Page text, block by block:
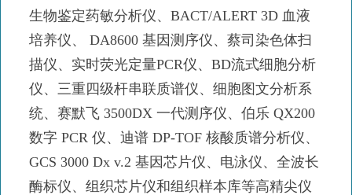
生物鉴定药敏分析仪、BACT/ALERT 3D 血液
培养仪、 DA8600 基因测序仪、蔡司染色体扫
描仪、实时荧光定量PCR仪、BD流式细胞分析
仪、三重四级杆串联质谱仪、细胞图文分析系
统、赛默飞 3500DX 一代测序仪、伯乐 QX200
数字 PCR 仪、迪谱 DP-TOF 核酸质谱分析仪、
GCS 3000 Dx v.2 基因芯片仪、电泳仪、全波长
酶标仪、组织芯片仪和组织样本库等高精尖仪